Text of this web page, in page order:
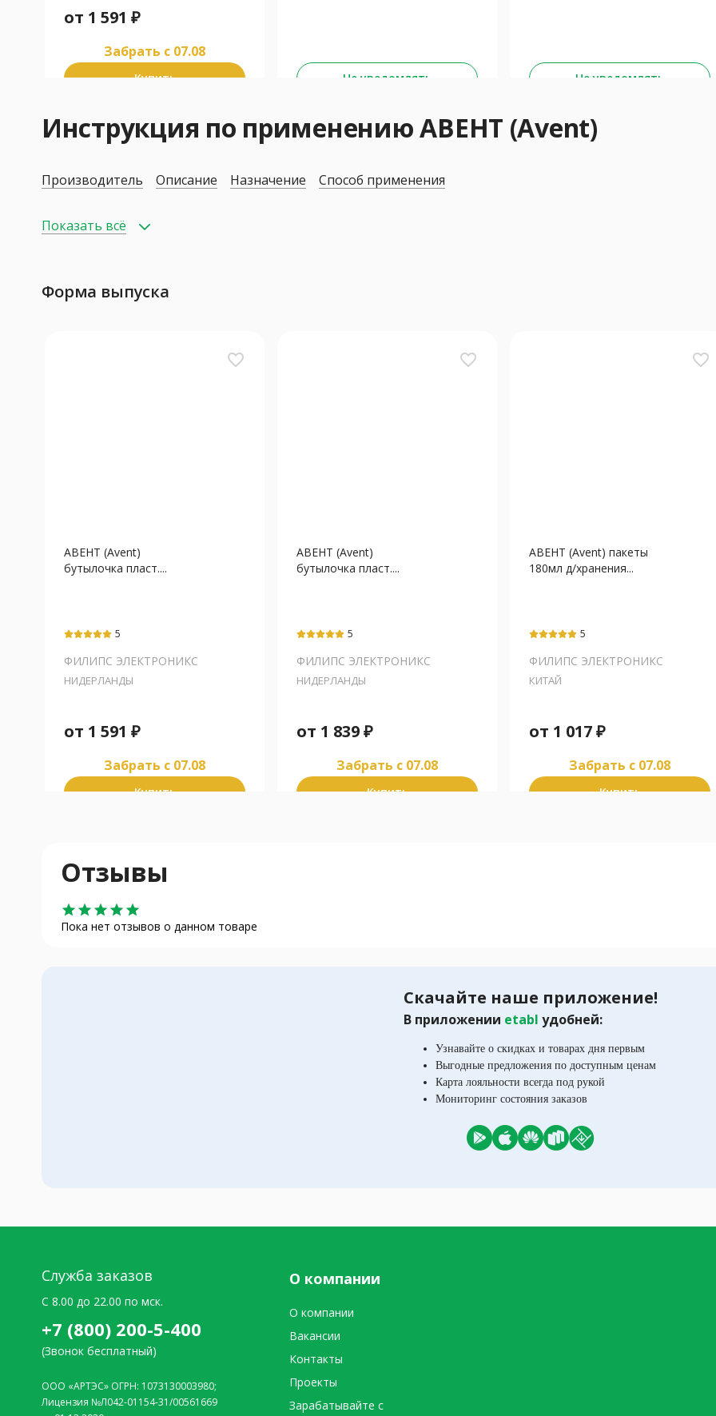
от 1 591 ₽
Забрать c 07.08
Купить Не уведомлять Не уведомлять
Инструкция по применению АВЕНТ (Avent)
Производитель Описание Назначение Способ применения
Показать всё
Форма выпуска
favorite_border
АВЕНТ (Avent)
бутылочка пласт....
5
ФИЛИПС ЭЛЕКТРОНИКС
НИДЕРЛАНДЫ
от 1 591 ₽
Забрать c 07.08
Купить
favorite_border
АВЕНТ (Avent)
бутылочка пласт....
5
ФИЛИПС ЭЛЕКТРОНИКС
НИДЕРЛАНДЫ
от 1 839₽
Забрать c 07.08
Купить
favorite_border
АВЕНТ (Avent) пакеты
180мл д/хранения...
5
ФИЛИПС ЭЛЕКТРОНИКС
КИТАЙ
от 1 017₽
Забрать c 07.08
Купить
Отзывы
star star star star star
Пока нет отзывов о данном товаре
Скачайте наше приложение!
В приложении etabl удобней:
Узнавайте о скидках и товарах дня первым
Выгодные предложения по доступным ценам
Карта лояльности всегда под рукой
Мониторинг состояния заказов
Служба заказов
C 8.00 до 22.00 по мск.
+7 (800) 200-5-400
(Звонок бесплатный)
ООО «АРТЭС» ОГРН: 1073130003980;
Лицензия №Л042-01154-31/00561669
О компании
О компании
Вакансии
Контакты
Проекты
Зарабатывайте с